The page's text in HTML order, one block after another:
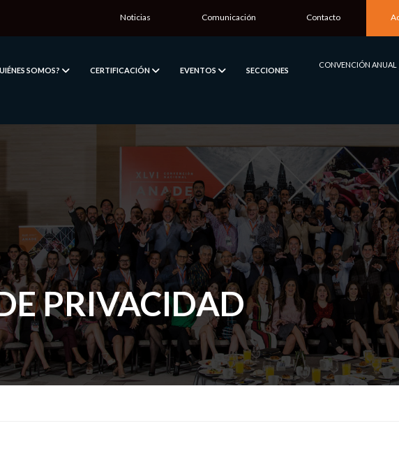
Noticias Comunicación Contacto
SOMOS? CERTIFICACIÓN EVENTOS SECCIONES
CONVENCIÓN ANUAL
PRIVACIDAD